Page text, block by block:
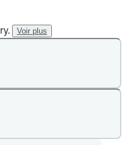
Voir plus